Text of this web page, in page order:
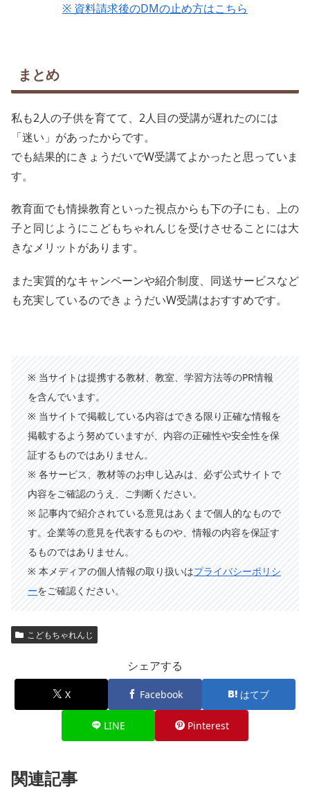
※ 資料請求後のDMの止め方はこちら
まとめ
私も2人の子供を育てて、2人目の受講が遅れたのには
「迷い」があったからです。
でも結果的にきょうだいでW受講てよかったと思っていま
す。
教育面でも情操教育といった視点からも下の子にも、上の
子と同じようにこどもちゃれんじを受けさせることには大
きなメリットがあります。
また実質的なキャンペーンや紹介制度、同送サービスなど
も充実しているのできょうだいW受講はおすすめです。
※ 当サイトは提携する教材、教室、学習方法等のPR情報
を含んでいます。
※ 当サイトで掲載している内容はできる限り正確な情報を
掲載するよう努めていますが、内容の正確性や安全性を保
証するものではありません。
※ 各サービス、教材等のお申し込みは、必ず公式サイトで
内容をご確認のうえ、ご判断ください。
※ 記事内で紹介されている意見はあくまで個人的なもので
す。企業等の意見を代表するものや、情報の内容を保証す
るものではありません。
※ 本メディアの個人情報の取り扱いはプライバシーポリシ
ーをご確認ください。
こどもちゃれんじ
シェアする
X Facebook はてブ
LINE Pinterest
関連記事